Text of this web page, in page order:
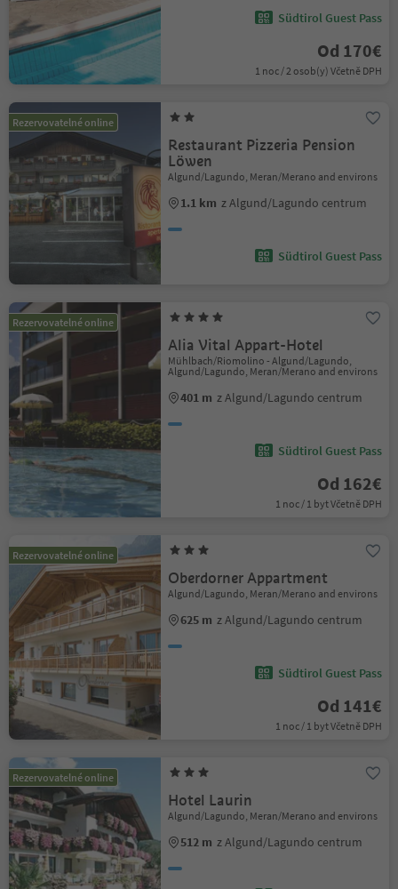
Südtirol Guest Pass
Od 170€
1 noc / 2 osob(y) Včetně DPH
Rezervovatelné online
Restaurant Pizzeria Pension
Löwen
Algund/Lagundo, Meran/Merano and environs
1.1 km z Algund/Lagundo centrum
Südtirol Guest Pass
Rezervovatelné online
Alia Vital Appart-Hotel
Mühlbach/Riomolino - Algund/Lagundo,
Algund/Lagundo, Meran/Merano and environs
401 m z Algund/Lagundo centrum
Südtirol Guest Pass
Od 162€
1 noc / 1 byt Včetně DPH
Rezervovatelné online
Oberdorner Appartment
Algund/Lagundo, Meran/Merano and environs
625 m z Algund/Lagundo centrum
Südtirol Guest Pass
Od 141€
1 noc / 1 byt Včetně DPH
Rezervovatelné online
Hotel Laurin
Algund/Lagundo, Meran/Merano and environs
512 m z Algund/Lagundo centrum